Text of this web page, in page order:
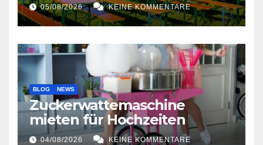
05/08/2026 KEINE KOMMENTARE
BLOG NEWS
Zuckerwattemaschine
mieten für Hochzeiten
04/08/2026 KEINE KOMMENTARE